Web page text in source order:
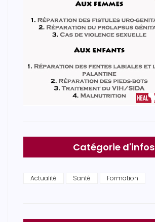
Catégorie d'infos
Actualité Santé Formation